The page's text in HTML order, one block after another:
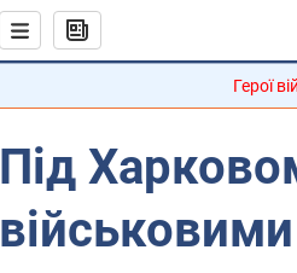
Герої
Під
військовими